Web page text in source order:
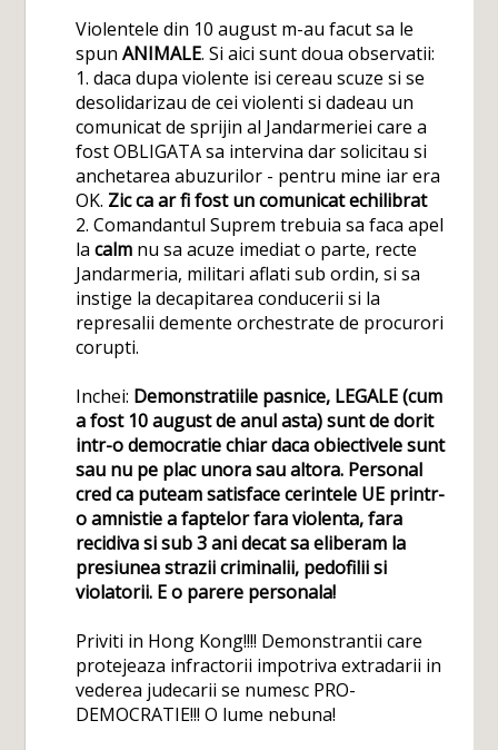
Violentele din 10 august m-au facut sa le
spunANIMALE. Si aici sunt doua observatii:
1. daca dupa violente isi cereau scuze si se
desolidarizau de cei violenti si dadeau un
comunicat de sprijin al Jandarmeriei care a
fost OBLIGATA sa intervina dar solicitau si
anchetarea abuzurilor - pentru mine iar era
OK. Zic ca ar fi fost un comunicat echilibrat
2. Comandantul Suprem trebuia sa faca apel
lacalm nu sa acuze imediat o parte, recte
Jandarmeria, militari aflati sub ordin, si sa
instige la decapitarea conducerii si la
represalii demente orchestrate de procurori
corupti.
Inchei: Demonstratiile pasnice, LEGALE (cum
a fost 10 august de anul asta) sunt de dorit
intr-o democratie chiar daca obiectivele sunt
sau nu pe plac unora sau altora. Personal
cred ca puteam satisface cerintele UE printr-
o amnistie a faptelor fara violenta, fara
recidiva si sub 3 ani decat sa eliberam la
presiunea strazii criminalii, pedofilii si
violatorii. E o parere personala!
Priviti in Hong Kong!!!! Demonstrantii care
protejeaza infractorii impotriva extradarii in
vederea judecarii se numesc PRO-
DEMOCRATIE!!! O lume nebuna!